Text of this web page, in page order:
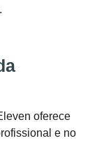
oferece
e no